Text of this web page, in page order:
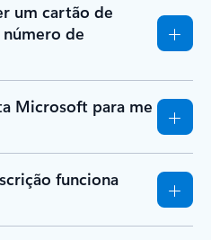
um cartão de
de
Microsoft para me
funciona